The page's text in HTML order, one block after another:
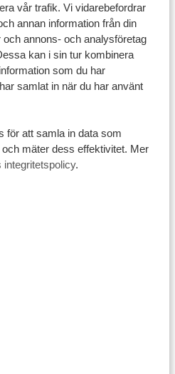
vår trafik. Vi vidarebefordrar
annan information från din
annons- och analysföretag
kan i sin tur kombinera
som du har
samlat in när du har använt
för att samla in data som
mäter dess effektivitet. Mer
integritetspolicy.
många dagar. Packa smart.
sig. Och välj en seriös
din Kilimanjaro-trekking?
Specialist hjälper dig
rolig och minnesvärd